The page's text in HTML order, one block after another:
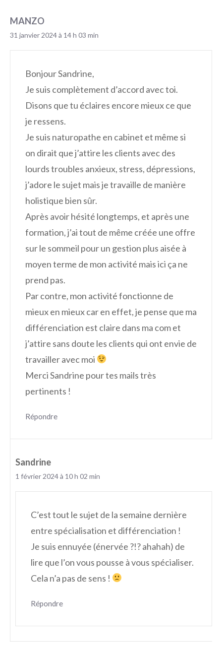
MANZO
31 janvier 2024 à 14 h 03 min
Bonjour Sandrine,
Je suis complètement d’accord avec toi.
Disons que tu éclaires encore mieux ce que
je ressens.
Je suis naturopathe en cabinet et même si
on dirait que j’attire les clients avec des
lourds troubles anxieux, stress, dépressions,
j’adore le sujet mais je travaille de manière
holistique bien sûr.
Après avoir hésité longtemps, et après une
formation, j’ai tout de même créée une offre
sur le sommeil pour un gestion plus aisée à
moyen terme de mon activité mais ici ça ne
prend pas.
Par contre, mon activité fonctionne de
mieux en mieux car en effet, je pense que ma
différenciation est claire dans ma com et
j’attire sans doute les clients qui ont envie de
travailler avec moi
Merci Sandrine pour tes mails très
pertinents !
Répondre
Sandrine
1 février 2024 à 10 h 02 min
C’est tout le sujet de la semaine dernière
entre spécialisation et différenciation !
Je suis ennuyée (énervée ?!? ahahah) de
lire que l’on vous pousse à vous spécialiser.
Cela n’a pas de sens !
Répondre